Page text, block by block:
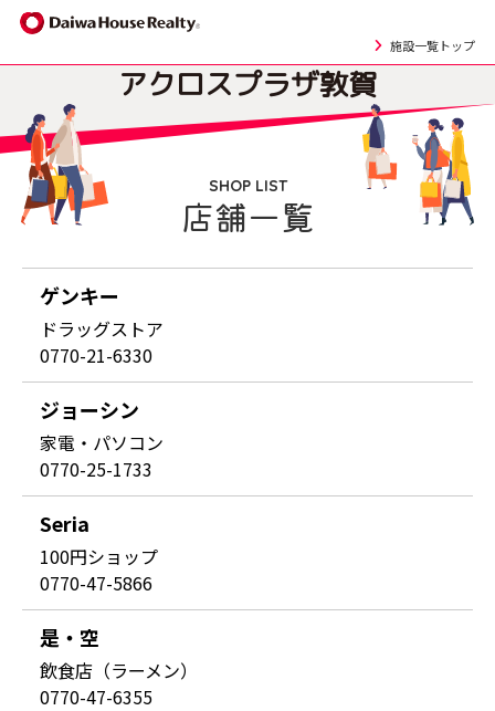
施設一覧トップ
アクロスプラザ敦賀
SHOP LIST
店舗一覧
ゲンキー
ドラッグストア
0770-21-6330
ジョーシン
家電・パソコン
0770-25-1733
Seria
100円ショップ
0770-47-5866
是・空
飲食店（ラーメン）
0770-47-6355